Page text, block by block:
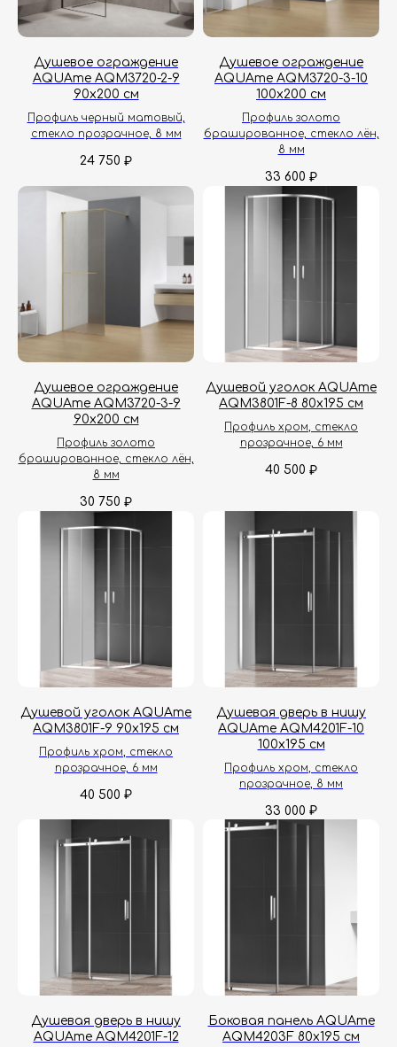
Душевое ограждение
AQUAme AQM3720-2-9
90х200 см
Профиль черный матовый,
стекло прозрачное, 8 мм
24 750 ₽
Душевое ограждение
AQUAme AQM3720-3-10
100х200 см
Профиль золото
брашированное, стекло лён,
8 мм
33 600 ₽
Душевое ограждение
AQUAme AQM3720-3-9
90х200 см
Профиль золото
брашированное, стекло лён,
8 мм
30 750 ₽
Душевой уголок AQUAme
AQM3801F-8 80х195 см
Профиль хром, стекло
прозрачное, 6 мм
40 500 ₽
Душевой уголок AQUAme
AQM3801F-9 90х195 см
Профиль хром, стекло
прозрачное, 6 мм
40 500 ₽
Душевая дверь в нишу
AQUAme AQM4201F-10
100х195 см
Профиль хром, стекло
прозрачное, 8 мм
33 000 ₽
Душевая дверь в нишу
AQUAme AQM4201F-12
Боковая панель AQUAme
AQM4203F 80х195 см